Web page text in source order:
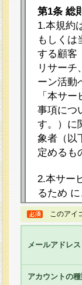
第1条 総
1.本規約
もしくは
する顧客
リサー
ーン活動
「本サ
事項につ
す。）に
象者（以
定めるも
2.本サー
るため
ト（以下
ージを設
し、そ
るもの
員に対し
た全ての
このアイ
メールアドレス
アカウントの